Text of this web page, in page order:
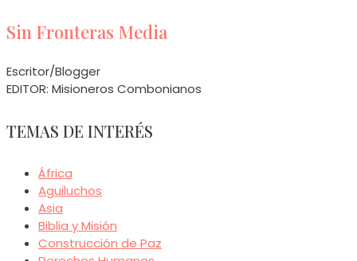
Sin Fronteras Media
Escritor/Blogger
EDITOR: Misioneros Combonianos
TEMAS DE INTERÉS
África
Aguiluchos
Asia
Biblia y Misión
Construcción de Paz